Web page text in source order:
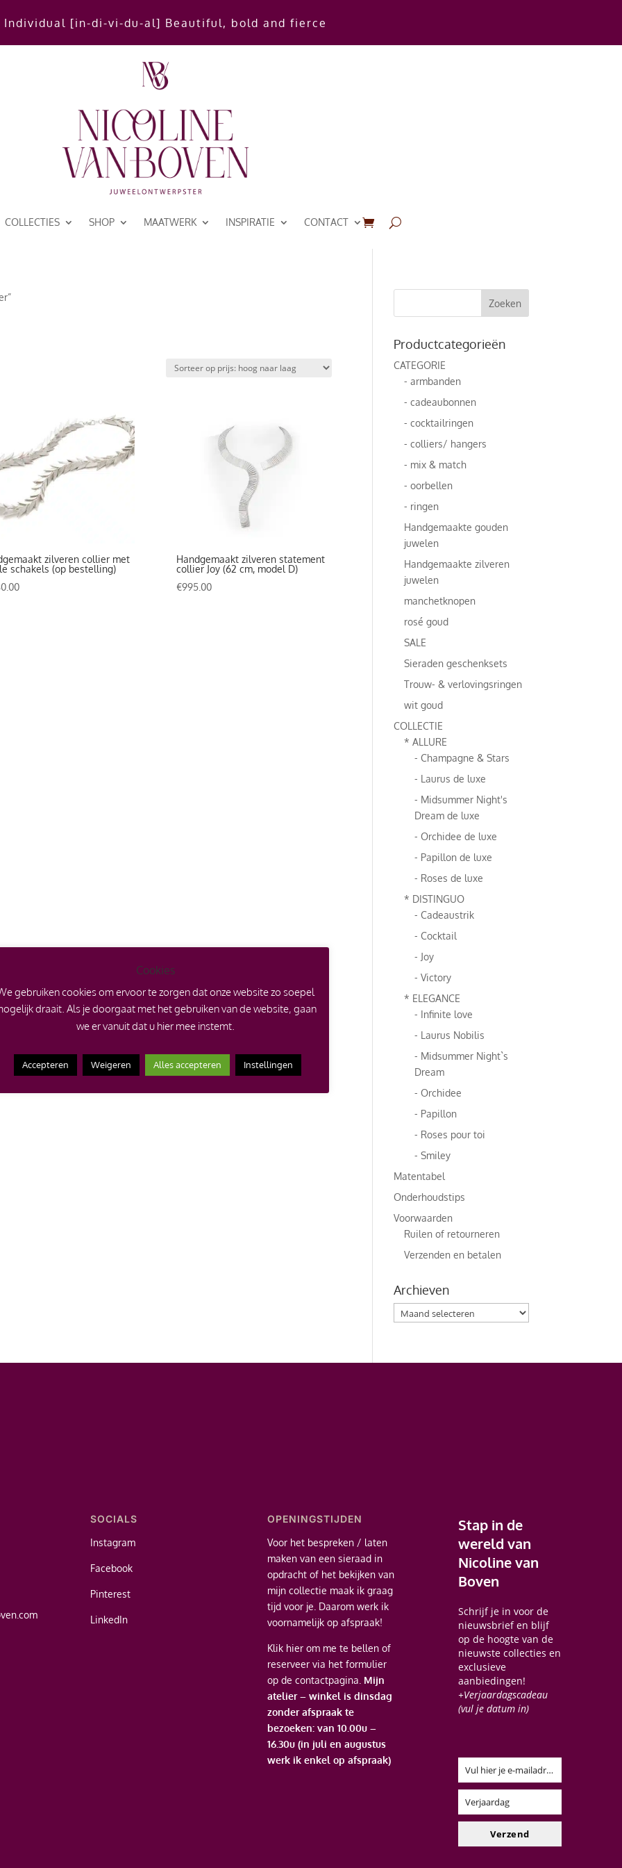
Individual [in-di-vi-du-al] Beautiful, bold and fierce
COLLECTIES SHOP MAATWERK INSPIRATIE CONTACT
zilveren collier met
schakels (op bestelling)
Handgemaakt zilveren statement
collier Joy (62 cm, model D)
€995.00
Productcategorieën
CATEGORIE
- armbanden
- cadeaubonnen
- cocktailringen
- colliers/ hangers
- mix & match
- oorbellen
- ringen
Handgemaakte gouden
juwelen
Handgemaakte zilveren
juwelen
manchetknopen
rosé goud
SALE
Sieraden geschenksets
Trouw- & verlovingsringen
wit goud
COLLECTIE
* ALLURE
- Champagne & Stars
- Laurus de luxe
- Midsummer Night's
Dream de luxe
- Orchidee de luxe
- Papillon de luxe
- Roses de luxe
* DISTINGUO
- Cadeaustrik
- Cocktail
- Joy
- Victory
* ELEGANCE
- Infinite love
- Laurus Nobilis
- Midsummer Night`s
Dream
- Orchidee
- Papillon
- Roses pour toi
- Smiley
Matentabel
Onderhoudstips
Voorwaarden
Ruilen of retourneren
Verzenden en betalen
Archieven
Archieven
SOCIALS
Instagram
Facebook
Pinterest
LinkedIn
OPENINGSTIJDEN
Voor het bespreken / laten
maken van een sieraad in
opdracht of het bekijken van
mijn collectie maak ik graag
tijd voor je. Daarom werk ik
voornamelijk op afspraak!
Klik hierom me te bellen of
reserveer via het formulier
op de contactpagina. Mijn
atelier – winkel is dinsdag
zonder afspraak te
bezoeken: van 10.00u –
16.30u (in juli en augustus
werk ik enkel op afspraak)
Stap in de
wereld van
Nicoline van
Boven
Schrijf je in voor de
nieuwsbrief en blijf
op de hoogte van de
nieuwste collecties en
exclusieve
aanbiedingen!
+Verjaardagscadeau
(vul je datum in)
Email
Vul hier je e-mailadres in
Verjaardag
Verjaardag
Verzend
Cookies
gebruiken cookies om ervoor te zorgen dat onze website zo soepel
draait. Als je doorgaat met het gebruiken van de website, gaan
we er vanuit dat u hier mee instemt.
Accepteren Weigeren Alles accepteren Instellingen